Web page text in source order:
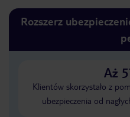
Rozszerz
Aż
Klientów skorzystało z
ubezpieczenia od